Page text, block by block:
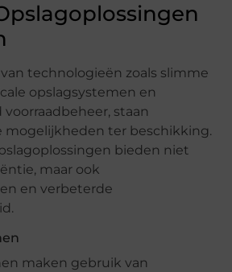
technologieën zoals slimme
opslagsystemen en
staan
mogelijkheden ter beschikking.
bieden niet
maar ook
en verbeterde
maken gebruik van